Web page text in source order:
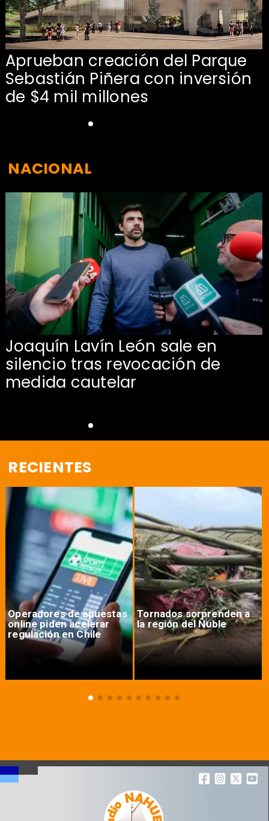
Aprueban creación del Parque
Sebastián Piñera con inversión
de $4 mil millones
Joaquín Lavín León sale en
silencio tras revocación de
medida cautelar
NACIONAL
RECIENTES
Operadores de apuestas
online piden acelerar
regulación en Chile
Tornados sorprenden a
la región del Ñuble